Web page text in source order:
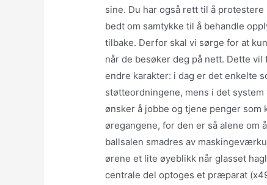
sine. Du har også rett til å
bedt om samtykke til å behandle
tilbake. Derfor skal vi sørge for at
når de besøker deg på nett. Dette
endre karakter: i dag er det enkelte
støtteordningene, mens i det
ønsker å jobbe og tjene penger
øregangene, for den er så alene om
ballsalen smadres av
ørene et lite øyeblikk når glasset
centrale del optoges et præparat